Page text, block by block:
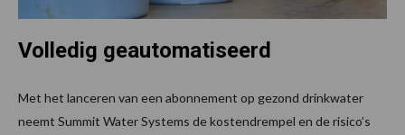
Volledig geautomatiseerd
Met het lanceren van een abonnement op gezond drinkwater
neemt Summit Water Systems de kostendrempel en de risico’s